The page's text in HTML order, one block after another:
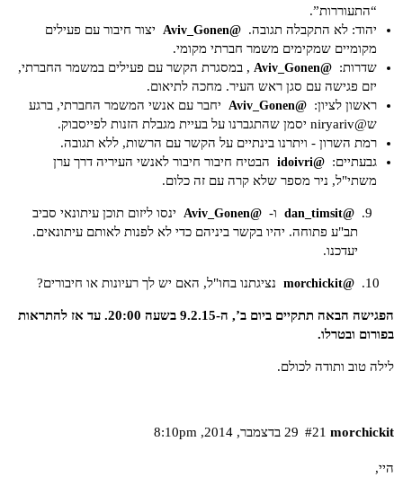
“התעוררות”.
יהוד: לא התקבלה תגובה. @Aviv_Gonen
יצור חיבור עם פעילים
מקומיים שמקימים משמר חברתי מקומי.
שדרות: @Aviv_Gonen
, במסגרת הקשר עם פעילים במשמר החברתי,
יזם פגישה עם סגן ראש העיר. מחכה לתיאום.
ראשון לציון: @Aviv_Gonen
יחבר עם אנשי המשמר החברתי, ברגע
ש@niryariv יסמן שהתגברנו על בעיית מגבלת הזנות לפייסבוק.
רמת השרון - ויתרנו בינתיים על הקשר עם הרשות, ללא תגובה.
גבעתיים: @idoivri
הבטיח חיבור חיבור לאנשי העיריה דרך ערן
משתי"ל, ניר מספר שלא קרה עם זה כלום.
@dan_timsit ו- @Aviv_Gonen
ינסו ליזום תוכן עיתונאי סביב
תב"ע פתוחה. יהיו בקשר ביניהם כדי לא לפנות לאותם עיתונאים.
יעדכנו.
@morchickit נציגתנו בחו"ל, האם יש לך רעיונות או חיבורים?
הפגישה הבאה תתקיים ביום ב’, ה-9.2.15 בשעה 20:00. עד אז להתראות
בפורום ובטרלו.
לילה טוב ותודה לכולם.
morchickit 29 בדצמבר,‏ 2014,‏ 8:10pm #21
היי,